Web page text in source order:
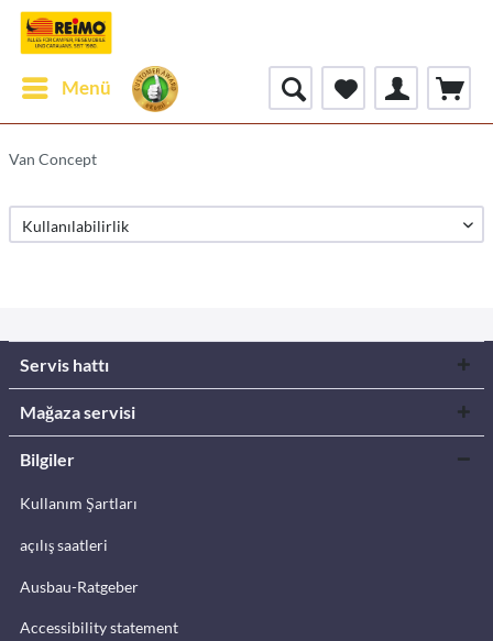
Menü
Van Concept
Servis hattı
Mağaza servisi
Bilgiler
Kullanım Şartları
açılış saatleri
Ausbau-Ratgeber
Accessibility statement